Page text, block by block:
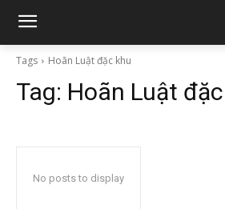
Tags Hoãn Luật đặc khu
Tag: Hoãn Luật
No posts to display